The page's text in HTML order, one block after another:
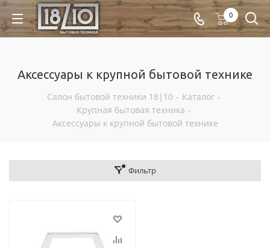
0
Аксессуары к крупной бытовой технике
Салон бытовой техники 18|10 - Каталог -
Крупная бытовая техника -
Аксессуары к крупной бытовой технике
Фильтр